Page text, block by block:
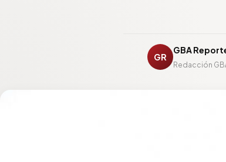
GR
GBA
Redacción